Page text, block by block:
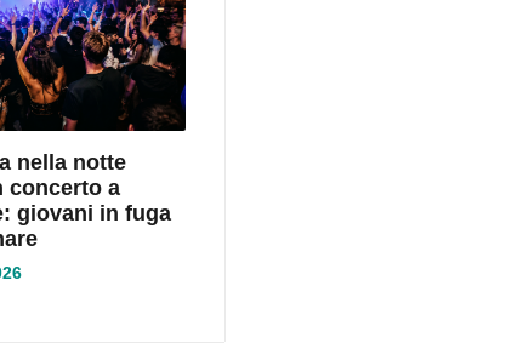
nella notte
concerto a
giovani in fuga